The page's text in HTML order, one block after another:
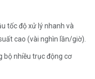
tốc độ xử lý nhanh và
cao (vài nghìn lần/giờ).
bộ nhiều trục động cơ